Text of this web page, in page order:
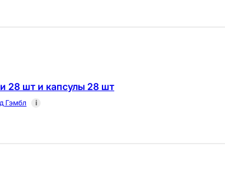
28 шт и капсулы 28 шт
Гэмбл i